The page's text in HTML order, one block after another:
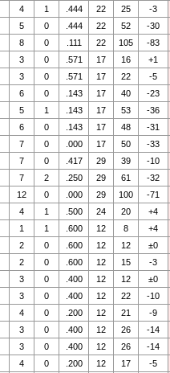
4 1 .444 22 25 -3
5 0 .444 22 52 -30
8 0 .111 22 105 -83
3 0 .571 17 16 +1
3 0 .571 17 22 -5
6 0 .143 17 40 -23
5 1 .143 17 53 -36
6 0 .143 17 48 -31
7 0 .000 17 50 -33
7 0 .417 29 39 -10
7 2 .250 29 61 -32
12 0 .000 29 100 -71
4 1 .500 24 20 +4
1 1 .600 12 8 +4
2 0 .600 12 12 ±0
2 0 .600 12 15 -3
3 0 .400 12 12 ±0
3 0 .400 12 22 -10
4 0 .200 12 21 -9
3 0 .400 12 26 -14
3 0 .400 12 26 -14
4 0 .200 12 17 -5